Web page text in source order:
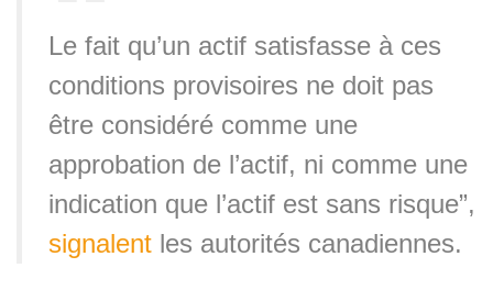
Le fait qu’un actif satisfasse à ces
conditions provisoires ne doit pas
être considéré comme une
approbation de l’actif, ni comme une
indication que l’actif est sans risque”,
signalent les autorités canadiennes.